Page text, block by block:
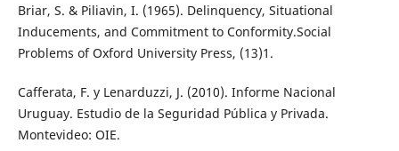
Briar, S. & Piliavin, I. (1965). Delinquency, Situational
Inducements, and Commitment to Conformity.Social
Problems of Oxford University Press, (13)1.
Cafferata, F. y Lenarduzzi, J. (2010). Informe Nacional
Uruguay. Estudio de la Seguridad Pública y Privada.
Montevideo: OIE.